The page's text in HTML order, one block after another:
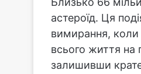
астероїд. Ця
вимирання, коли
всього життя на
залишивши